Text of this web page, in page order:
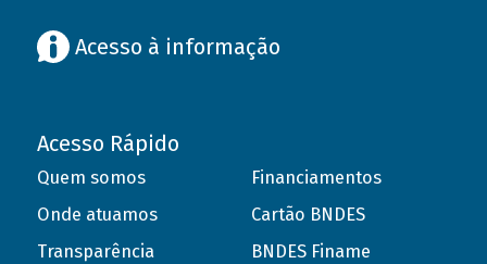
Acesso à informação
Acesso Rápido
Quem somos
Onde atuamos
Transparência
Financiamentos
Cartão BNDES
BNDES Finame